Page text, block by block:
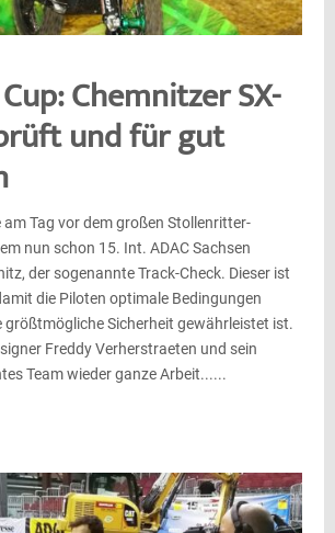
Chemnitzer SX-
und für gut
Tag vor dem großen Stollenritter-
nun schon 15. Int. ADAC Sachsen
der sogenannte Track-Check. Dieser ist
die Piloten optimale Bedingungen
größtmögliche Sicherheit gewährleistet ist.
Freddy Verherstraeten und sein
Team wieder ganze Arbeit......